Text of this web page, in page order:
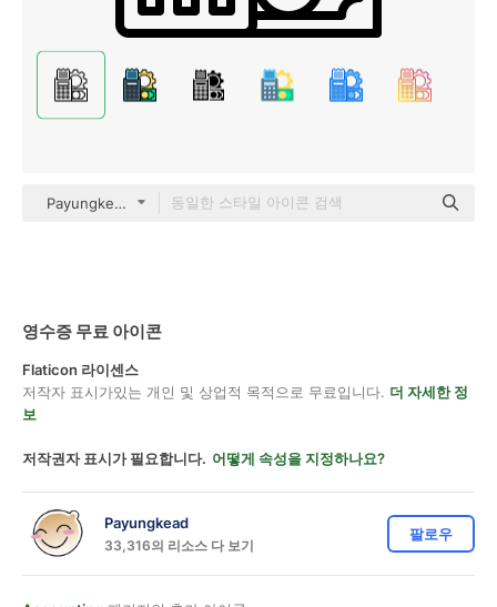
Payungkead Lineal
영수증 무료 아이콘
Flaticon 라이센스
저작자 표시가있는 개인 및 상업적 목적으로 무료입니다. 더 자세한 정
보
저작권자 표시가 필요합니다. 어떻게 속성을 지정하나요?
Payungkead
33,316의 리소스 다 보기
팔로우